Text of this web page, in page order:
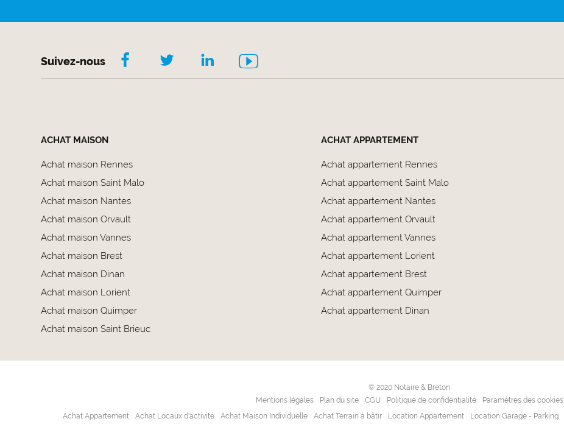
Suivez-nous
ACHAT MAISON
Achat maison Rennes
Achat maison Saint Malo
Achat maison Nantes
Achat maison Orvault
Achat maison Vannes
Achat maison Brest
Achat maison Dinan
Achat maison Lorient
Achat maison Quimper
Achat maison Saint Brieuc
ACHAT APPARTEMENT
Achat appartement Rennes
Achat appartement Saint Malo
Achat appartement Nantes
Achat appartement Orvault
Achat appartement Vannes
Achat appartement Lorient
Achat appartement Brest
Achat appartement Quimper
Achat appartement Dinan
© 2020 Notaire & Breton
Mentions légales
Plan du site CGU Politique de confidentialité
Paramètres des cookies
Achat Appartement
Achat Locaux d'activité Achat Maison Individuelle Achat Terrain à bâtir Location Appartement Location Garage - Parking